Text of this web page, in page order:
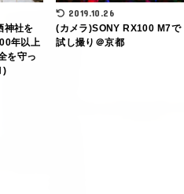
神社を
年以上
を守っ
2019.10.26
(カメラ)SONY RX100 M7で
試し撮り＠京都